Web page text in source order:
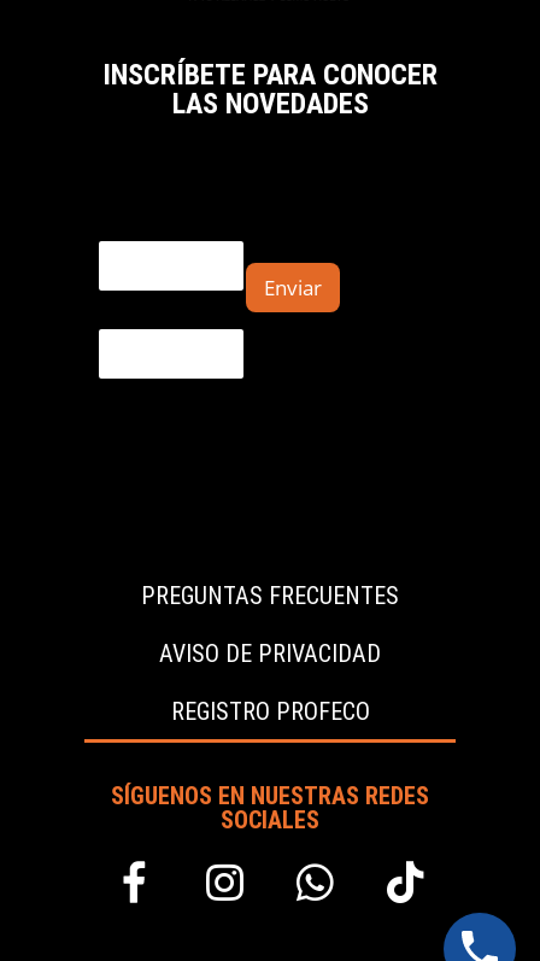
INSCRÍBETE PARA CONOCER
LAS NOVEDADES
E
a
Enviar
PREGUNTAS FRECUENTES
AVISO DE PRIVACIDAD
REGISTRO PROFECO
SÍGUENOS EN NUESTRAS REDES
SOCIALES